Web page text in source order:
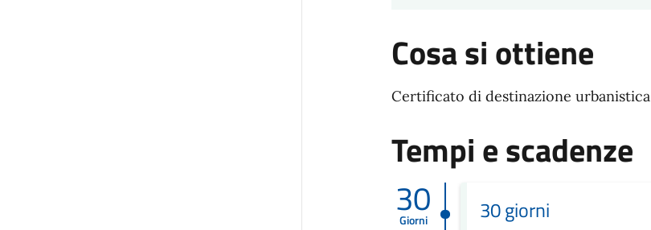
Cosa si ottiene
Certificato di destinazione urbanistica
Tempi e scadenze
30
Giorni 30 giorni